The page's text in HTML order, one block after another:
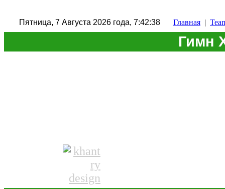
Пятница, 7 Августа 2026 года, 7:42:38 Главная |
Гимн